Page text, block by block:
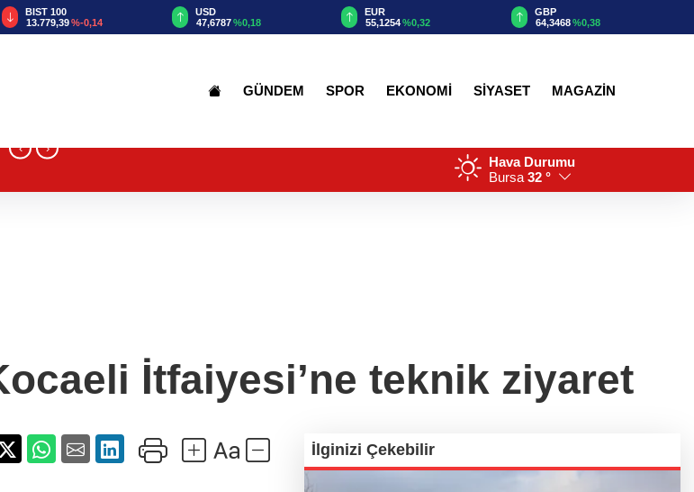
BIST 100
13.779,39 %-0,14
USD
47,6787%0,18
EUR
55,1254 %0,32
GBP
64,3468%0,38
GÜNDEM SPOR EKONOMİ SİYASET MAGAZİN
‹ ›
Hava Durumu
Bursa 32 °
İtfaiyesi’ne teknik ziyaret
İlginizi Çekebilir